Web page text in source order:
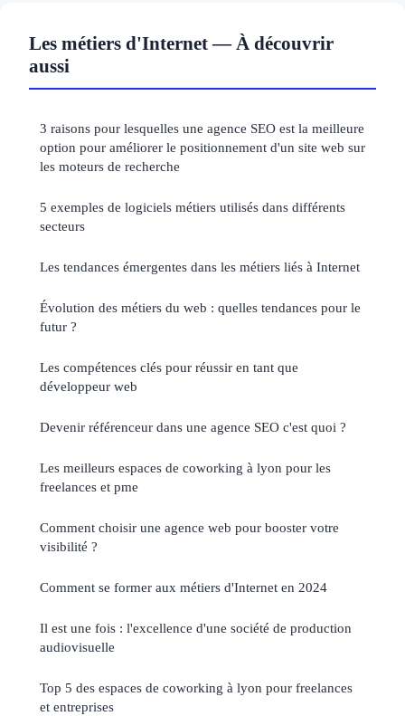
Les métiers d'Internet — À découvrir
aussi
3 raisons pour lesquelles une agence SEO est la meilleure
option pour améliorer le positionnement d'un site web sur
les moteurs de recherche
5 exemples de logiciels métiers utilisés dans différents
secteurs
Les tendances émergentes dans les métiers liés à Internet
Évolution des métiers du web : quelles tendances pour le
futur ?
Les compétences clés pour réussir en tant que
développeur web
Devenir référenceur dans une agence SEO c'est quoi ?
Les meilleurs espaces de coworking à lyon pour les
freelances et pme
Comment choisir une agence web pour booster votre
visibilité ?
Comment se former aux métiers d'Internet en 2024
Il est une fois : l'excellence d'une société de production
audiovisuelle
Top 5 des espaces de coworking à lyon pour freelances
et entreprises